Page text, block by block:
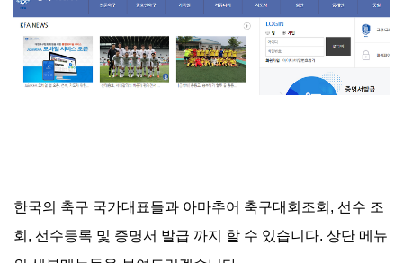
한국의 축구 국가대표들과 아마추어 축구대회조회, 선수 조
회, 선수등록 및 증명서 발급 까지 할 수 있습니다. 상단 메뉴